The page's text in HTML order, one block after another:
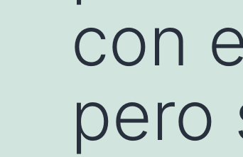
con
pero